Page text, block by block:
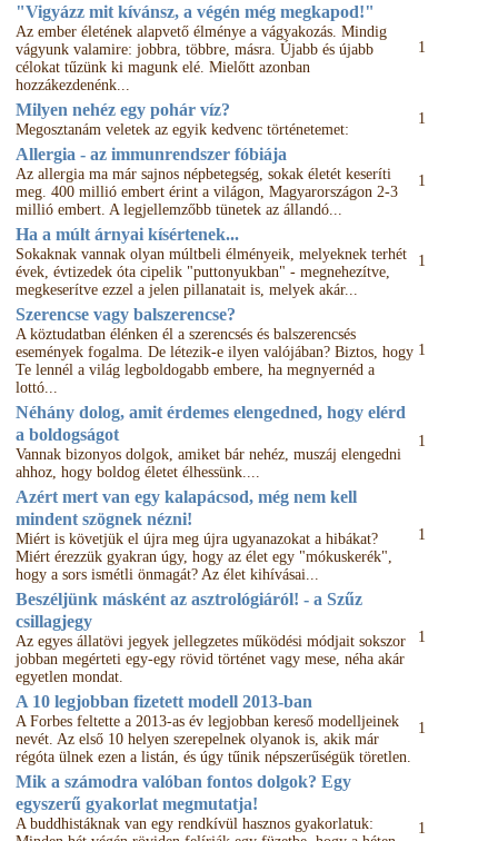
"Vigyázz mit kívánsz, a végén még megkapod!"
Az ember életének alapvető élménye a vágyakozás. Mindig
vágyunk valamire: jobbra, többre, másra. Újabb és újabb
célokat tűzünk ki magunk elé. Mielőtt azonban
hozzákezdenénk...
1
Milyen nehéz egy pohár víz?
Megosztanám veletek az egyik kedvenc történetemet:
1
Allergia - az immunrendszer fóbiája
Az allergia ma már sajnos népbetegség, sokak életét keseríti
meg. 400 millió embert érint a világon, Magyarországon 2-3
millió embert. A legjellemzőbb tünetek az állandó...
1
Ha a múlt árnyai kísértenek...
Sokaknak vannak olyan múltbeli élményeik, melyeknek terhét
évek, évtizedek óta cipelik "puttonyukban" - megnehezítve,
megkeserítve ezzel a jelen pillanatait is, melyek akár...
1
Szerencse vagy balszerencse?
A köztudatban élénken él a szerencsés és balszerencsés
események fogalma. De létezik-e ilyen valójában? Biztos, hogy
Te lennél a világ legboldogabb embere, ha megnyernéd a
lottó...
1
Néhány dolog, amit érdemes elengedned, hogy elérd
a boldogságot
Vannak bizonyos dolgok, amiket bár nehéz, muszáj elengedni
ahhoz, hogy boldog életet élhessünk....
1
Azért mert van egy kalapácsod, még nem kell
mindent szögnek nézni!
Miért is követjük el újra meg újra ugyanazokat a hibákat?
Miért érezzük gyakran úgy, hogy az élet egy "mókuskerék",
hogy a sors ismétli önmagát? Az élet kihívásai...
1
Beszéljünk másként az asztrológiáról! - a Szűz
csillagjegy
Az egyes állatövi jegyek jellegzetes működési módjait sokszor
jobban megérteti egy-egy rövid történet vagy mese, néha akár
egyetlen mondat.
1
A 10 legjobban fizetett modell 2013-ban
A Forbes feltette a 2013-as év legjobban kereső modelljeinek
nevét. Az első 10 helyen szerepelnek olyanok is, akik már
régóta ülnek ezen a listán, és úgy tűnik népszerűségük töretlen.
1
Mik a számodra valóban fontos dolgok? Egy
egyszerű gyakorlat megmutatja!
A buddhistáknak van egy rendkívül hasznos gyakorlatuk:
1